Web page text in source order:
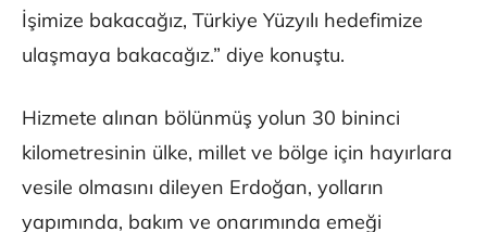
İşimize bakacağız, Türkiye Yüzyılı hedefimize
ulaşmaya bakacağız.” diye konuştu.
Hizmete alınan bölünmüş yolun 30 bininci
kilometresinin ülke, millet ve bölge için hayırlara
vesile olmasını dileyen Erdoğan, yolların
yapımında, bakım ve onarımında emeği